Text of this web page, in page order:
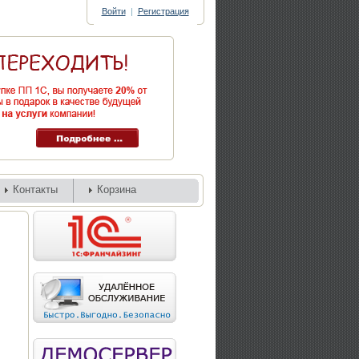
Войти | Регистрация
Контакты Корзина